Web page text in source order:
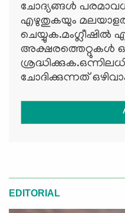
ചോദ്യങ്ങള്‍
എഴുതുകയും
ചെയ്യുക.മംഗ്ലീഷില്‍
അക്ഷരത്തെറ്റുകള്‍
ചോദിക്കുന്നത്
EDITORIAL